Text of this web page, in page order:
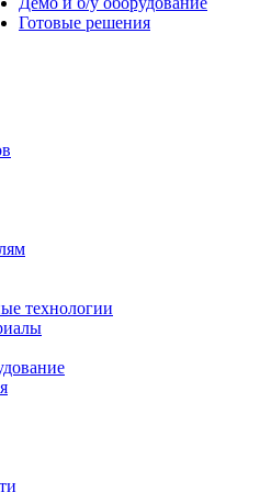
Готовые решения
технологии